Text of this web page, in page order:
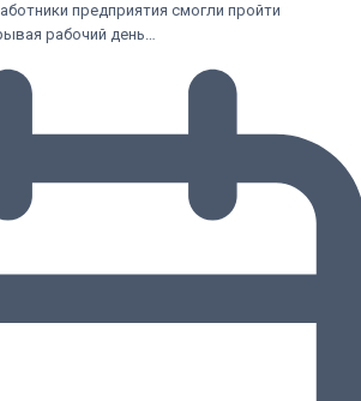
предприятия смогли пройти
рабочий день…